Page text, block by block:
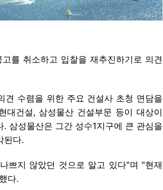
를 취소하고 입찰을 재추진하기로 의견
수렴을 위한 주요 건설사 초청 면담을
대건설, 삼성물산 건설부문 등이 대상이
삼성물산은 그간 성수1지구에 큰 관심을
된다.
쁘지 않았던 것으로 알고 있다"며 "현재
다.